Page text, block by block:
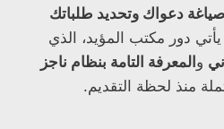
دعواك وتحديد طلباتك
يأتي دور مكتب المؤيد، الذي
و المعرفة التامة بنظام ناجز
منذ لحظة التقديم.